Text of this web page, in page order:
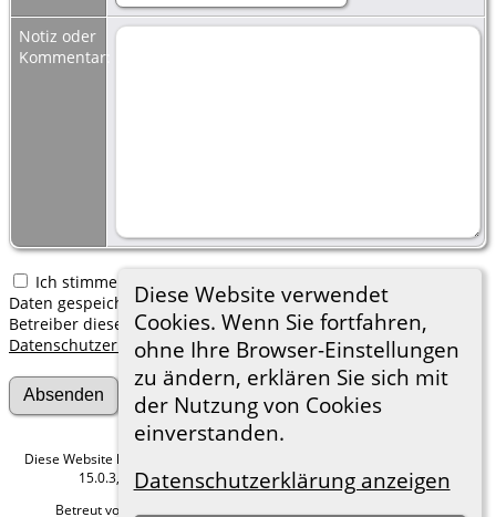
Diese Website verwendet
Cookies. Wenn Sie fortfahren,
ohne Ihre Browser-Einstellungen
zu ändern, erklären Sie sich mit
der Nutzung von Cookies
einverstanden.
Datenschutzerklärung anzeigen
Notiz oder
Kommentar:
Ich stimme zu, dass meine hier erfassten persönlichen
Daten gespeichert werden. Ich verstehe, dass ich jederzeit den
Betreiber dieser Website bitten kann, diese Daten zu löschen.
Datenschutzerklärung
Diese Website läuft mit
15.0.3, programmiert von Darrin Lythgoe © 2001-2026.
Betreut von